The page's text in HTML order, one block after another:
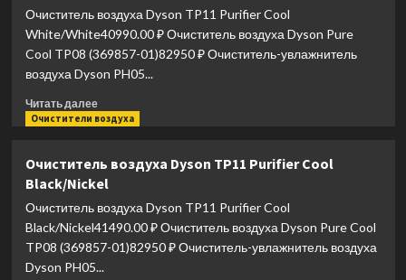
Очиститель воздуха Dyson TP11 Purifier Cool
White/White40990.00 ₽ Очиститель воздуха Dyson Pure
Cool TP08 (369857-01)82950 ₽ Очиститель-увлажнитель
воздуха Dyson PH05...
Читать далееПрочитать
больше
воздуха
Dyson
TP11
Purifier
White/White
Очистители воздуха
Очиститель воздуха Dyson TP11 Purifier Cool
Black/Nickel
Очиститель воздуха Dyson TP11 Purifier Cool
Black/Nickel41490.00 ₽ Очиститель воздуха Dyson Pure Cool
TP08 (369857-01)82950 ₽ Очиститель-увлажнитель воздуха
Dyson PH05...